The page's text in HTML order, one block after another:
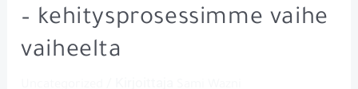
– kehitysprosessimme vaihe
vaiheelta